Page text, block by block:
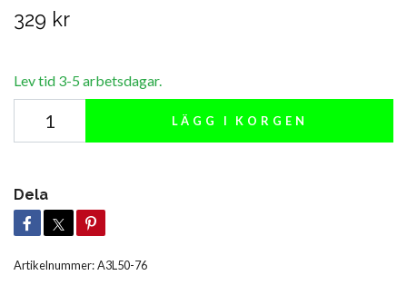
329 kr
Lev tid 3-5 arbetsdagar.
LÄGG I KORGEN
Dela
Artikelnummer:A3L50-76